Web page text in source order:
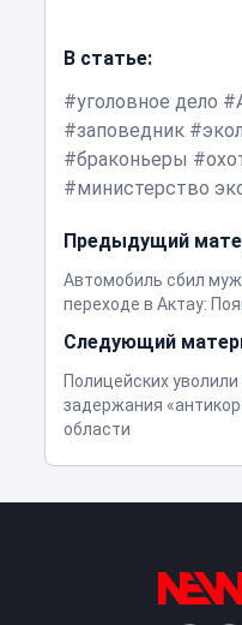
В статье:
уголовное дело
заповедник
браконьеры
министерство
Предыдущий
Автомобиль сбил
переходе в Актау:
Следующий
Полицейских
задержания
области